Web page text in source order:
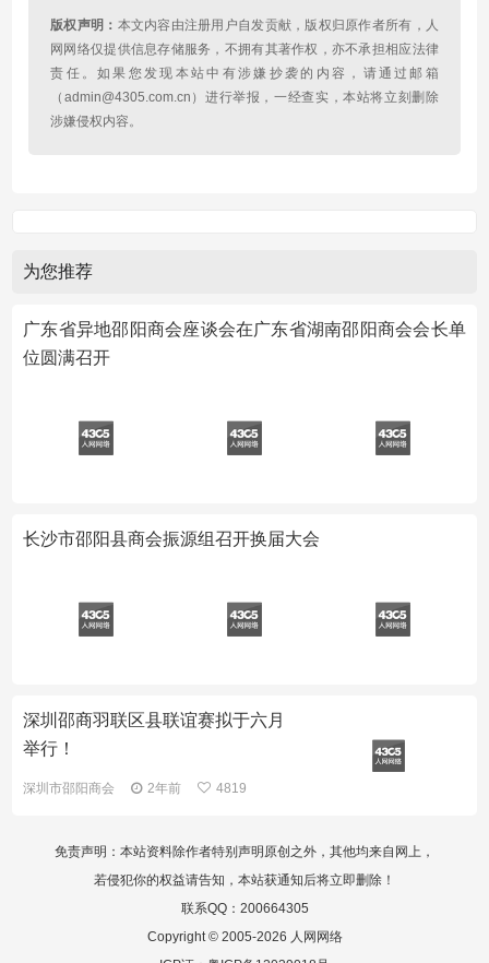
版权声明： 本文内容由注册用户自发贡献，版权归原作者所有，人
网网络仅提供信息存储服务，不拥有其著作权，亦不承担相应法律
责任。如果您发现本站中有涉嫌抄袭的内容，请通过邮箱
（admin@4305.com.cn）进行举报，一经查实，本站将立刻删除
涉嫌侵权内容。
为您推荐
广东省异地邵阳商会座谈会在广东省湖南邵阳商会会长单
位圆满召开
长沙市邵阳县商会振源组召开换届大会
深圳邵商羽联区县联谊赛拟于六月
举行！
深圳市邵阳商会 2年前 4819
免责声明：本站资料除作者特别声明原创之外，其他均来自网上，
若侵犯你的权益请告知，本站获通知后将立即删除！
联系QQ：200664305
Copyright © 2005-2026 人网网络